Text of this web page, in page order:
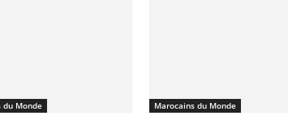
du Monde Marocains du Monde